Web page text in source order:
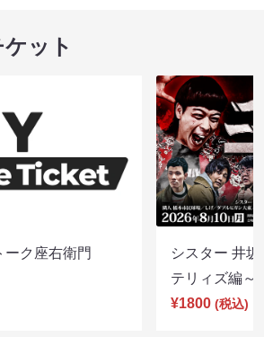
ット
ーク座右衛門
シスター 井
テリィズ編
¥1800 (税込)